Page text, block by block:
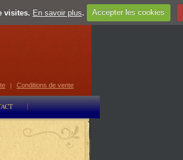
visites. En savoir plus. Accepter les cookies
Select Language ▼
| Conditions de vente